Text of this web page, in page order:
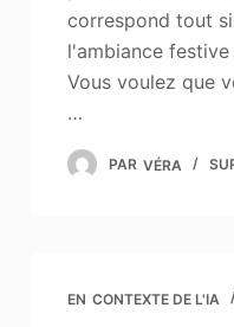
correspond tout
l'ambiance
Vous voulez que
…
PAR VÉRA
EN CONTEXTE DE L'IA